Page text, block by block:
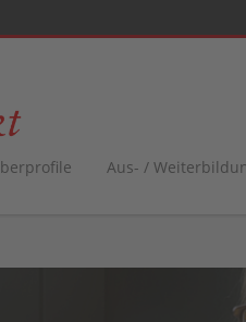
Aus- /